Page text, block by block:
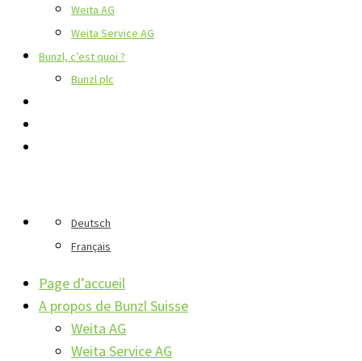
Weita AG
Weita Service AG
Bunzl, c’est quoi ?
Bunzl plc
Deutsch
Français
Page d’accueil
A propos de Bunzl Suisse
Weita AG
Weita Service AG